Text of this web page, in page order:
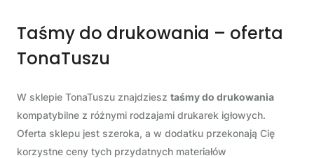
Taśmy do drukowania – oferta
TonaTuszu
W sklepie TonaTuszu znajdziesz taśmy do drukowania
kompatybilne z różnymi rodzajami drukarek igłowych.
Oferta sklepu jest szeroka, a w dodatku przekonają Cię
korzystne ceny tych przydatnych materiałów